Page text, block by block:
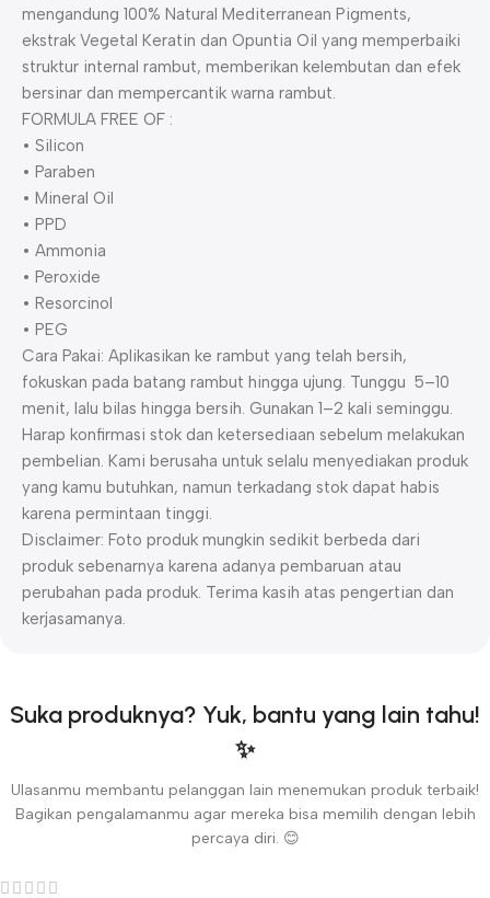
mengandung 100% Natural Mediterranean Pigments,
ekstrak Vegetal Keratin dan Opuntia Oil yang memperbaiki
struktur internal rambut, memberikan kelembutan dan efek
bersinar dan mempercantik warna rambut.
FORMULA FREE OF :
• Silicon
• Paraben
• Mineral Oil
• PPD
• Ammonia
• Peroxide
• Resorcinol
• PEG
Cara Pakai: Aplikasikan ke rambut yang telah bersih,
fokuskan pada batang rambut hingga ujung. Tunggu 5–10
menit, lalu bilas hingga bersih. Gunakan 1–2 kali seminggu.
Harap konfirmasi stok dan ketersediaan sebelum melakukan
pembelian. Kami berusaha untuk selalu menyediakan produk
yang kamu butuhkan, namun terkadang stok dapat habis
karena permintaan tinggi.
Disclaimer: Foto produk mungkin sedikit berbeda dari
produk sebenarnya karena adanya pembaruan atau
perubahan pada produk. Terima kasih atas pengertian dan
kerjasamanya.
Suka produknya? Yuk, bantu yang lain tahu!
✨
Ulasanmu membantu pelanggan lain menemukan produk terbaik!
Bagikan pengalamanmu agar mereka bisa memilih dengan lebih
percaya diri. 😊